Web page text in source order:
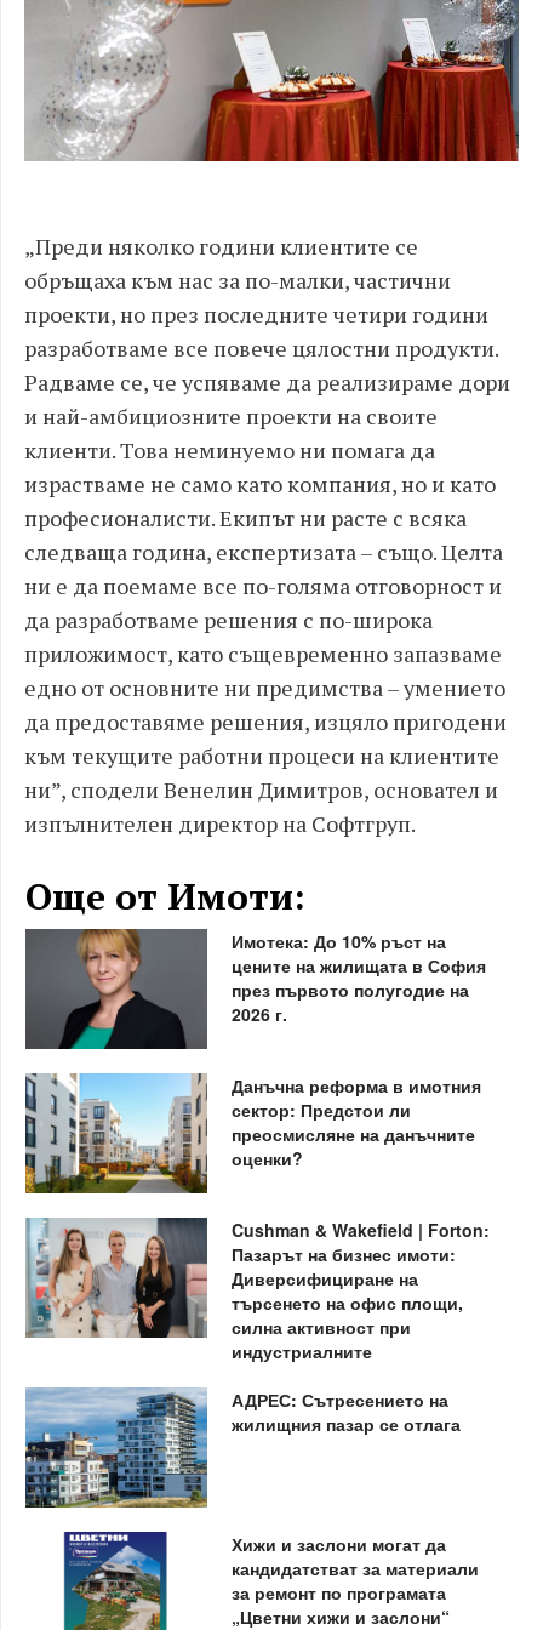
„Преди няколко години клиентите се
обръщаха към нас за по-малки, частични
проекти, но през последните четири години
разработваме все повече цялостни продукти.
Радваме се, че успяваме да реализираме дори
и най-амбициозните проекти на своите
клиенти. Това неминуемо ни помага да
израстваме не само като компания, но и като
професионалисти. Екипът ни расте с всяка
следваща година, експертизата – също. Целта
ни е да поемаме все по-голяма отговорност и
да разработваме решения с по-широка
приложимост, като същевременно запазваме
едно от основните ни предимства – умението
да предоставяме решения, изцяло пригодени
към текущите работни процеси на клиентите
ни”, сподели Венелин Димитров, основател и
изпълнителен директор на Софтгруп.
Още от Имоти:
Имотека: До 10% ръст на
цените на жилищата в София
през първото полугодие на
2026 г.
Данъчна реформа в имотния
сектор: Предстои ли
преосмисляне на данъчните
оценки?
Cushman & Wakefield | Forton:
Пазарът на бизнес имоти:
Диверсифициране на
търсенето на офис площи,
силна активност при
индустриалните
АДРЕС: Сътресението на
жилищния пазар се отлага
Хижи и заслони могат да
кандидатстват за материали
за ремонт по програмата
„Цветни хижи и заслони“